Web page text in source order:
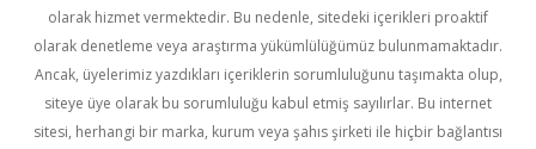
olarak hizmet vermektedir. Bu nedenle, sitedeki içerikleri proaktif
olarak denetleme veya araştırma yükümlülüğümüz bulunmamaktadır.
Ancak, üyelerimiz yazdıkları içeriklerin sorumluluğunu taşımakta olup,
siteye üye olarak bu sorumluluğu kabul etmiş sayılırlar. Bu internet
sitesi, herhangi bir marka, kurum veya şahıs şirketi ile hiçbir bağlantısı